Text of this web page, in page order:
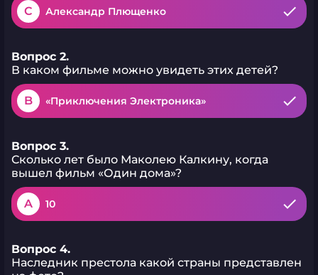
C Александр Плющенко
Вопрос 2.
В каком фильме можно увидеть этих детей?
B «Приключения Электроника»
Вопрос 3.
Сколько лет было Маколею Калкину, когда
вышел фильм «Один дома»?
A 10
Вопрос 4.
Наследник престола какой страны представлен